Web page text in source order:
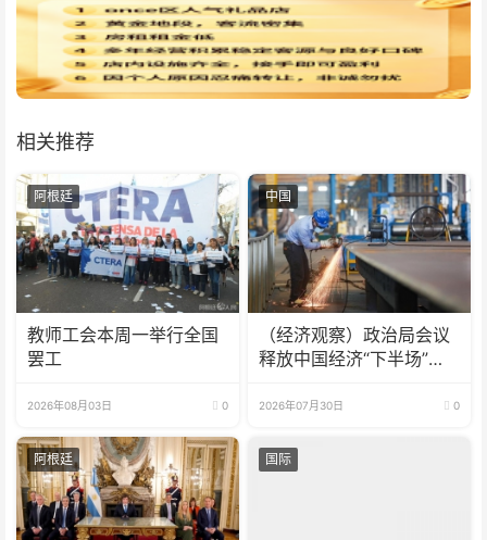
相关推荐
阿根廷
教师工会本周一举行全国
罢工
2026年08月03日 0
中国
（经济观察）政治局会议
释放中国经济“下半场”三
2026年07月30日 0
阿根廷 国际